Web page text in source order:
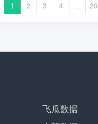
1 2 3 4 20
飞瓜数据